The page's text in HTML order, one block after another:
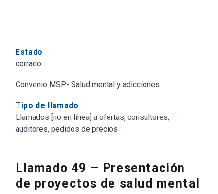
Estado
cerrado
Convenio MSP- Salud mental y adicciones
Tipo de llamado
Llamados [no en línea] a ofertas, consultores,
auditores, pedidos de precios
Llamado 49 – Presentación
de proyectos de salud mental